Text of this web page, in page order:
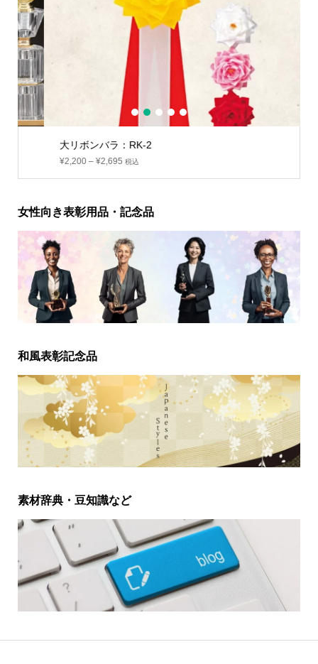
大リボンバラ：RK-2
2,200 –¥2,695 税込
1 2 3 4 5
女性向き表彰用品・記念品
和風表彰記念品
素材辞典・豆知識など